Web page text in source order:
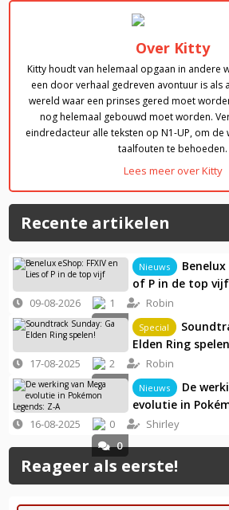
Over Kitty
Kitty houdt van helemaal opgaan in andere
een door verhaal gedreven avontuur is als
wereld waar een prinses gered moet
nog helemaal gebouwd moet worden.
eindredacteur alle teksten op N1-UP, om
taalfouten te behoeden.
Lees meer over Kitty
Recente artikelen
Nieuws
Benelux
of P in de top vijf
09-08-2026 1 Robin
Special
Elden Ring
17-08-2025 2 Robin
0
Nieuws
De
evolutie in
16-08-2025 0 Shirley
Reageer als eerste!